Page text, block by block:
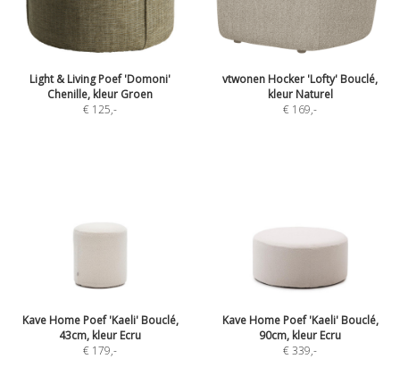
Light & Living Poef 'Domoni'
Chenille, kleur Groen
€ 125,-
vtwonen Hocker 'Lofty' Bouclé,
kleur Naturel
€ 169,-
Kave Home Poef 'Kaeli' Bouclé,
43cm, kleur Ecru
€ 179,-
Kave Home Poef 'Kaeli' Bouclé,
90cm, kleur Ecru
€ 339,-